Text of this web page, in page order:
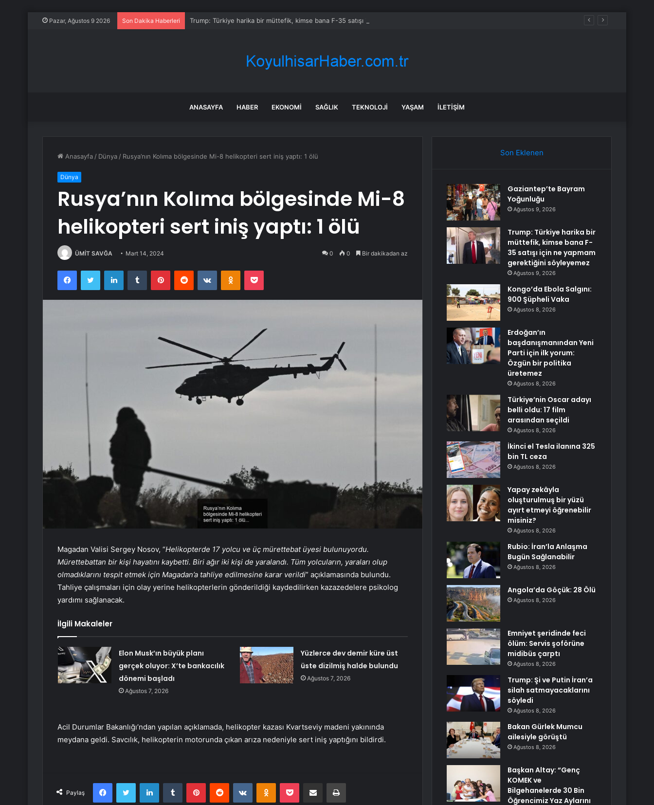
Pazar, Ağustos 9 2026 Son Dakika Haberleri Trump: Türkiye harika bir müttefik, kimse bana F-35 satışı için ne yapmam gerektiğini söyleyemez
ANASAYFA HABER EKONOMI SAĞLIK TEKNOLOJI YAŞAM İLETIŞIM
Anasayfa / Dünya / Rusya’nın Kolıma bölgesinde Mi-8 helikopteri sert iniş yaptı: 1 ölü
Dünya
Rusya’nın Kolıma bölgesinde Mi-8
helikopteri sert iniş yaptı: 1 ölü
ÜMİT SAVĞA Mart 14, 2024 0 0 Bir dakikadan az
FacebookTwitter LinkedInTumblr PinterestReddit VKontakteOdnoklassniki
Pocket
Magadan Valisi Sergey Nosov, “Helikopterde 17 yolcu ve üç mürettebat üyesi bulunuyordu.
Mürettebattan bir kişi hayatını kaybetti. Biri ağır iki kişi de yaralandı. Tüm yolcuların, yaraları olup
olmadıklarını tespit etmek için Magadan’a tahliye edilmesine karar verildi” açıklamasında bulundu.
Tahliye çalışmaları için olay yerine helikopterlerin gönderildiği kaydedilirken kazazedelere psikolog
yardımı sağlanacak.
İlgili Makaleler
Elon Musk’ın büyük planı
gerçek oluyor: X’te bankacılık
dönemi başladı
Ağustos 7, 2026
Yüzlerce dev demir küre üst
üste dizilmiş halde bulundu
Ağustos 7, 2026
Acil Durumlar Bakanlığı’ndan yapılan açıklamada, helikopter kazası Kvartseviy madeni yakınında
meydana geldi. Savcılık, helikopterin motorunda çıkan arıza nedeniyle sert iniş yaptığını bildirdi.
Paylaş
FacebookTwitter LinkedInTumblr PinterestReddit VKontakteOdnoklassniki
Pocket E-Posta ile paylaş Yazdır
Son Eklenen
Gaziantep’te Bayram
Yoğunluğu
Ağustos 9, 2026
Trump: Türkiye harika bir
müttefik, kimse bana F-
35 satışı için ne yapmam
gerektiğini söyleyemez
Ağustos 9, 2026
Kongo’da Ebola Salgını:
900 Şüpheli Vaka
Ağustos 8, 2026
Erdoğan’ın
başdanışmanından Yeni
Parti için ilk yorum:
Özgün bir politika
üretemez
Ağustos 8, 2026
Türkiye’nin Oscar adayı
belli oldu: 17 film
arasından seçildi
Ağustos 8, 2026
İkinci el Tesla ilanına 325
bin TL ceza
Ağustos 8, 2026
Yapay zekâyla
oluşturulmuş bir yüzü
ayırt etmeyi öğrenebilir
misiniz?
Ağustos 8, 2026
Rubio: İran’la Anlaşma
Bugün Sağlanabilir
Ağustos 8, 2026
Angola’da Göçük: 28 Ölü
Ağustos 8, 2026
Emniyet şeridinde feci
ölüm: Servis şoförüne
midibüs çarptı
Ağustos 8, 2026
Trump: Şi ve Putin İran’a
silah satmayacaklarını
söyledi
Ağustos 8, 2026
Bakan Gürlek Mumcu
ailesiyle görüştü
Ağustos 8, 2026
Başkan Altay: “Genç
KOMEK ve
Bilgehanelerde 30 Bin
Öğrencimiz Yaz Aylarını